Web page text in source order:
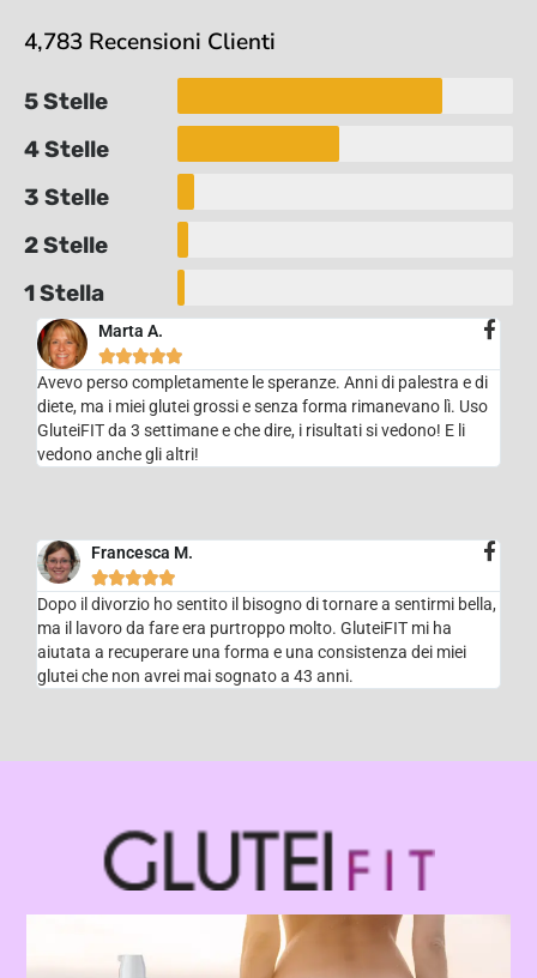
4,783 Recensioni Clienti
5 Stelle
4 Stelle
3 Stelle
2 Stelle
1 Stella
Marta A.

Avevo perso completamente le speranze. Anni di palestra e di
diete, ma i miei glutei grossi e senza forma rimanevano lì. Uso
GluteiFIT da 3 settimane e che dire, i risultati si vedono! E li
vedono anche gli altri!
Francesca M.

Dopo il divorzio ho sentito il bisogno di tornare a sentirmi bella,
ma il lavoro da fare era purtroppo molto. GluteiFIT mi ha
aiutata a recuperare una forma e una consistenza dei miei
glutei che non avrei mai sognato a 43 anni.